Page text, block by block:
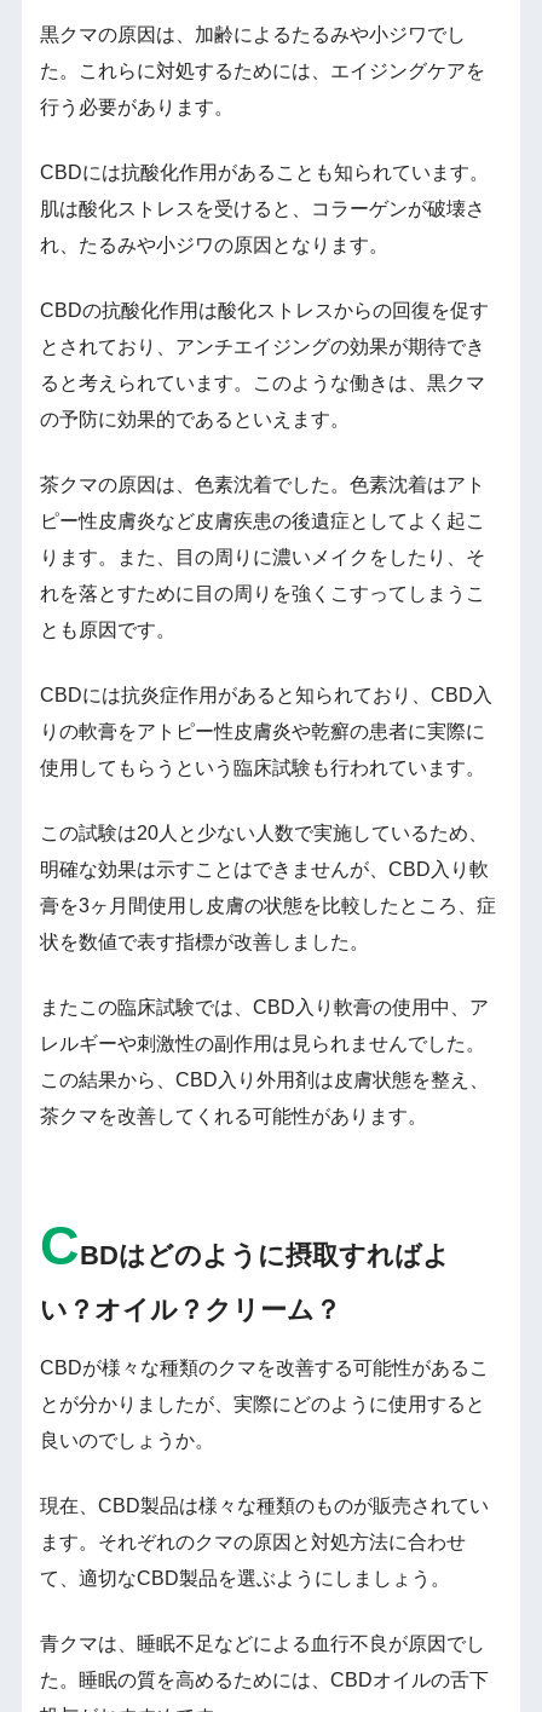
黒クマの原因は、加齢によるたるみや小ジワでし
た。これらに対処するためには、エイジングケアを
行う必要があります。
CBDには抗酸化作用があることも知られています。
肌は酸化ストレスを受けると、コラーゲンが破壊さ
れ、たるみや小ジワの原因となります。
CBDの抗酸化作用は酸化ストレスからの回復を促す
とされており、アンチエイジングの効果が期待でき
ると考えられています。このような働きは、黒クマ
の予防に効果的であるといえます。
茶クマの原因は、色素沈着でした。色素沈着はアト
ピー性皮膚炎など皮膚疾患の後遺症としてよく起こ
ります。また、目の周りに濃いメイクをしたり、そ
れを落とすために目の周りを強くこすってしまうこ
とも原因です。
CBDには抗炎症作用があると知られており、CBD入
りの軟膏をアトピー性皮膚炎や乾癬の患者に実際に
使用してもらうという臨床試験も行われています。
この試験は20人と少ない人数で実施しているため、
明確な効果は示すことはできませんが、CBD入り軟
膏を3ヶ月間使用し皮膚の状態を比較したところ、症
状を数値で表す指標が改善しました。
またこの臨床試験では、CBD入り軟膏の使用中、ア
レルギーや刺激性の副作用は見られませんでした。
この結果から、CBD入り外用剤は皮膚状態を整え、
茶クマを改善してくれる可能性があります。
CBDはどのように摂取すればよ
い？オイル？クリーム？
CBDが様々な種類のクマを改善する可能性があるこ
とが分かりましたが、実際にどのように使用すると
良いのでしょうか。
現在、CBD製品は様々な種類のものが販売されてい
ます。それぞれのクマの原因と対処方法に合わせ
て、適切なCBD製品を選ぶようにしましょう。
青クマは、睡眠不足などによる血行不良が原因でし
た。睡眠の質を高めるためには、CBDオイルの舌下